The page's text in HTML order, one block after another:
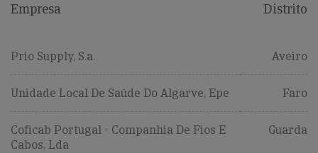
Empresa Distrito
Prio Supply, S.a. Aveiro
Unidade Local De Saúde Do Algarve, Epe Faro
Coficab Portugal - Companhia De Fios E
Cabos, Lda
Guarda